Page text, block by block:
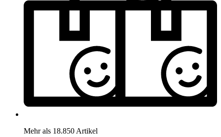
Mehr als 18.850 Artikel